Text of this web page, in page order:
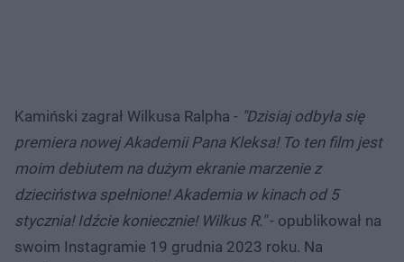
Kamiński zagrał Wilkusa Ralpha - "Dzisiaj odbyła się
premiera nowej Akademii Pana Kleksa! To ten film jest
moim debiutem na dużym ekranie marzenie z
dzieciństwa spełnione! Akademia w kinach od 5
stycznia! Idźcie koniecznie! Wilkus R."- opublikował na
swoim Instagramie 19 grudnia 2023 roku. Na